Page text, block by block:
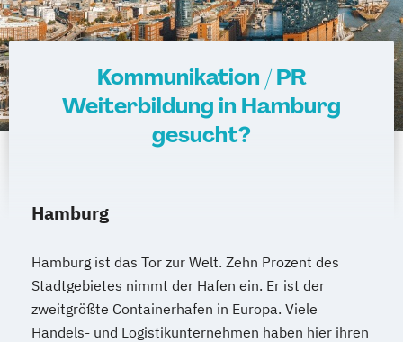
Kommunikation / PR
Weiterbildung in Hamburg
gesucht?
Hamburg
Hamburg ist das Tor zur Welt. Zehn Prozent des
Stadtgebietes nimmt der Hafen ein. Er ist der
zweitgrößte Containerhafen in Europa. Viele
Handels- und Logistikunternehmen haben hier ihren